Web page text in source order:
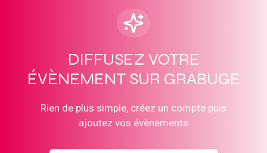
DIFFUSEZ VOTRE
ÉVÈNEMENT SUR GRABUGE
Rien de plus simple, créez un compte puis
ajoutez vos évènements